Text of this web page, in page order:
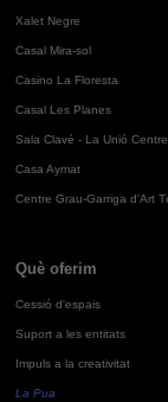
Xalet Negre
Casal Mira-sol
Casino La Floresta
Casal Les Planes
Sala Clavé - La Unió
Casa Aymat
Centre Grau-Garriga d'Art
Què oferim
Cessió d'espais
Suport a les entitats
Impuls a la creativitat
La Pua